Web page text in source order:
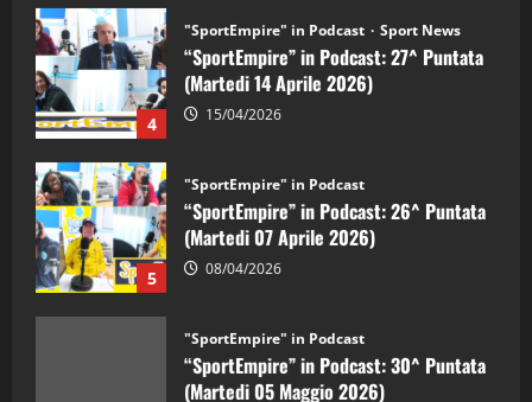
4
“SportEmpire” in Podcast: 27^ Puntata
(Martedi 14 Aprile 2026)
15/04/2026
5
“SportEmpire” in Podcast: 26^ Puntata
(Martedi 07 Aprile 2026)
08/04/2026
“SportEmpire” in Podcast: 30^ Puntata
(Martedi 05 Maggio 2026)